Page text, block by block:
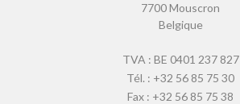
7700Mouscron
Belgique
TVA : BE 0401 237 827
Tél. : +32 56 85 75 30
Fax : +32 56 85 75 38